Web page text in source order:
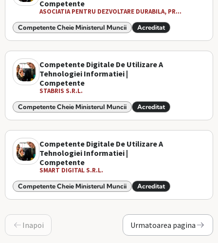
Competente
ASOCIATIA PENTRU DEZVOLTARE DURABILA, PR...
Competente Cheie Ministerul Muncii Acreditat
Competente Digitale De Utilizare A
Tehnologiei Informatiei |
Competente
STABRIS S.R.L.
Competente Cheie Ministerul Muncii Acreditat
Competente Digitale De Utilizare A
Tehnologiei Informatiei |
Competente
SMART DIGITAL S.R.L.
Competente Cheie Ministerul Muncii Acreditat
Inapoi Urmatoarea pagina